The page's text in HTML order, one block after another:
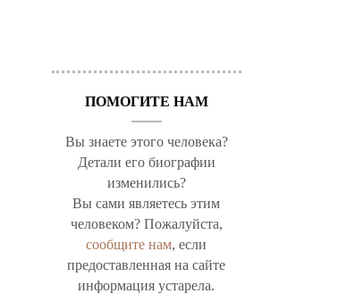
ПОМОГИТЕ НАМ
Вы знаете этого человека?
Детали его биографии
изменились?
Вы сами являетесь этим
человеком? Пожалуйста,
сообщите нам, если
предоставленная на сайте
информация устарела.